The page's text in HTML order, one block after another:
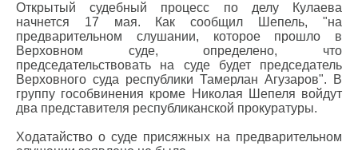
Открытый судебный процесс по делу Кулаева
начнется 17 мая. Как сообщил Шепель, "на
предварительном слушании, которое прошло в
Верховном суде, определено, что
председательствовать на суде будет председатель
Верховного суда республики Тамерлан Агузаров". В
группу гособвинения кроме Николая Шепеля войдут
два представителя республиканской прокуратуры.
Ходатайство о суде присяжных на предварительном